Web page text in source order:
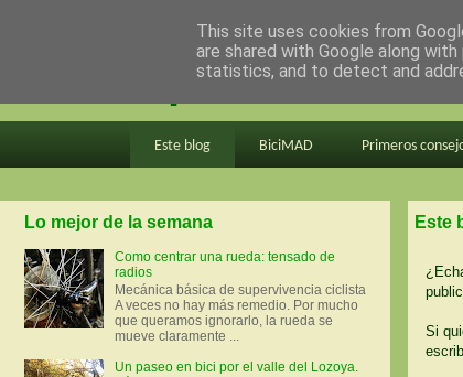
en bici por madrid
Este blog BiciMAD Primeros
Este
Si
Lo mejor de la semana
Como centrar una rueda: tensado de
radios
Mecánica básica de supervivencia ciclista
A veces no hay más remedio. Por mucho
que queramos ignorarlo, la rueda se
mueve claramente ...
Un paseo en bici por el valle del Lozoya.
This site uses cookies from
are shared with Google along
statistics, and to detect and